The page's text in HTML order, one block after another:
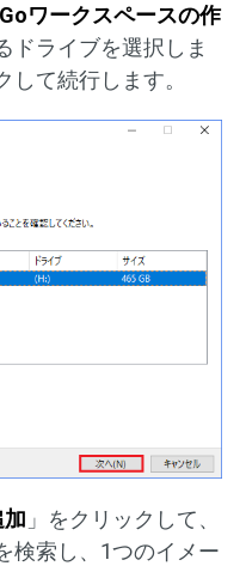
ワークスペースの作
ドライブを選択しま
して続行します。
」をクリックして、
検索し、1つのイメー